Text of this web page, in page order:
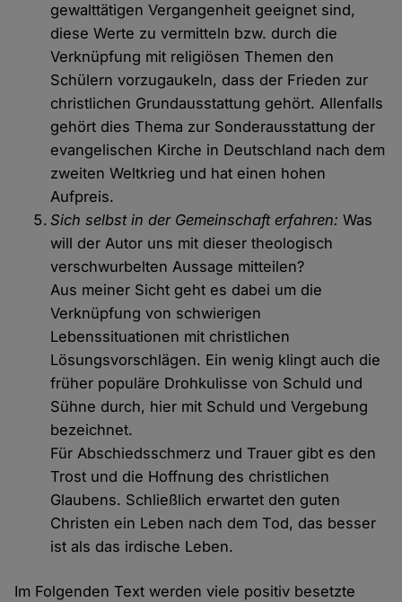
gewalttätigen Vergangenheit geeignet sind,
diese Werte zu vermitteln bzw. durch die
Verknüpfung mit religiösen Themen den
Schülern vorzugaukeln, dass der Frieden zur
christlichen Grundausstattung gehört. Allenfalls
gehört dies Thema zur Sonderausstattung der
evangelischen Kirche in Deutschland nach dem
zweiten Weltkrieg und hat einen hohen
Aufpreis.
Sich selbst in der Gemeinschaft erfahren: Was
will der Autor uns mit dieser theologisch
verschwurbelten Aussage mitteilen?
Aus meiner Sicht geht es dabei um die
Verknüpfung von schwierigen
Lebenssituationen mit christlichen
Lösungsvorschlägen. Ein wenig klingt auch die
früher populäre Drohkulisse von Schuld und
Sühne durch, hier mit Schuld und Vergebung
bezeichnet.
Für Abschiedsschmerz und Trauer gibt es den
Trost und die Hoffnung des christlichen
Glaubens. Schließlich erwartet den guten
Christen ein Leben nach dem Tod, das besser
ist als das irdische Leben.
Im Folgenden Text werden viele positiv besetzte